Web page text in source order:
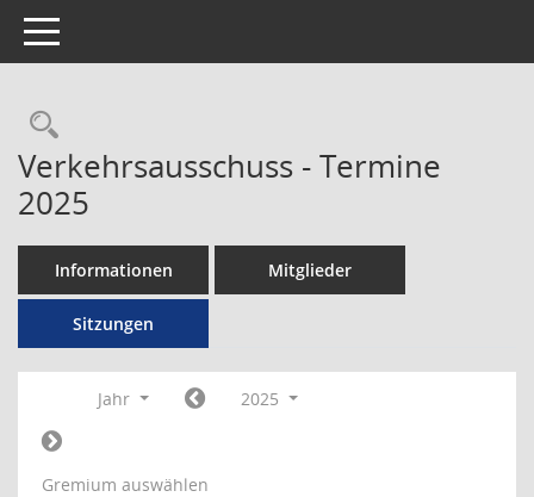
Toggle navigation
Rechercheauswahl
Verkehrsausschuss - Termine
2025
Informationen Mitglieder
Sitzungen
Jahr 2025
Gremium auswählen